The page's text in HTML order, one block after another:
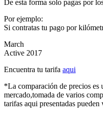
De esta forma solo pagas por
Por ejemplo:
Si contratas tu pago por
March
Active 2017
Encuentra tu tarifa aqui
*La comparación de precios es
mercado,tomada de varios
tarifas aqui presentadas pueden